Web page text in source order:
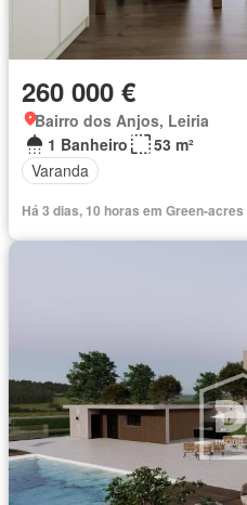
260 000 €
Bairro dos Anjos, Leiria
1 Banheiro
53 m²
Varanda
Há 3 dias, 10 horas em Green-acres